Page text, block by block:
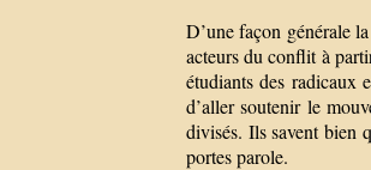
D’une façon générale
acteurs du conflit à
étudiants des radicaux
d’aller soutenir le
divisés. Ils savent bien
portes parole.